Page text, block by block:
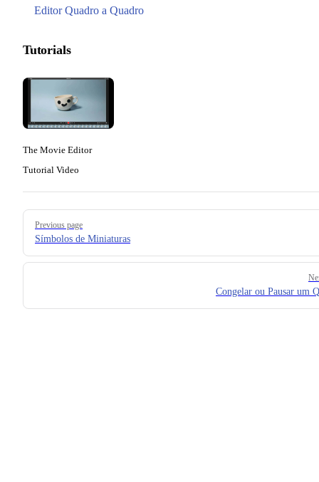
Editor Quadro a Quadro
Tutorials
The Movie Editor
Tutorial Video
Pager
Previous page
Símbolos de Miniaturas
Congelar ou Pausar um